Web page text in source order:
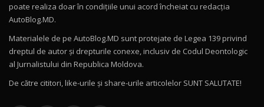
11
Noul Volvo ES90 / Test Drive AutoBlog.MD
12
Noul MG HS / Test Drive AutoBlog.MD
16:48
poate realiza doar în condițiile unui acord încheiat cu redacţia
AutoBlog.MD.
Materialele de pe AutoBlog.MD sunt protejate de Legea 139 privind
dreptul de autor și drepturile conexe, inclusiv de Codul Deontologic
al Jurnalistului din Republica Moldova.
De către cititori, like-urile şi share-urile articolelor SUNT SALUTATE!